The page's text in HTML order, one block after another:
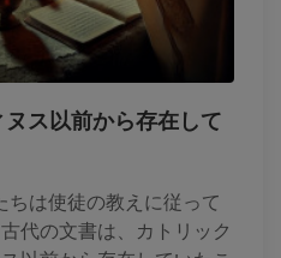
ス以前から存在して
ちは使徒の教えに従って
代の文書は、カトリック